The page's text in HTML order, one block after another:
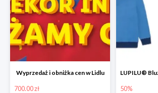
Wyprzedaż i obniżka cen w Lidlu
700.00 zł 50%